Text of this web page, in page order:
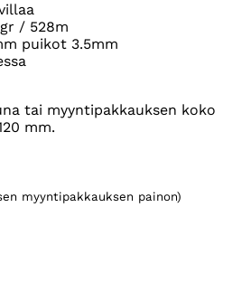
/ 528m
puikot 3.5mm
tai myyntipakkauksen koko
mm.
myyntipakkauksen painon)